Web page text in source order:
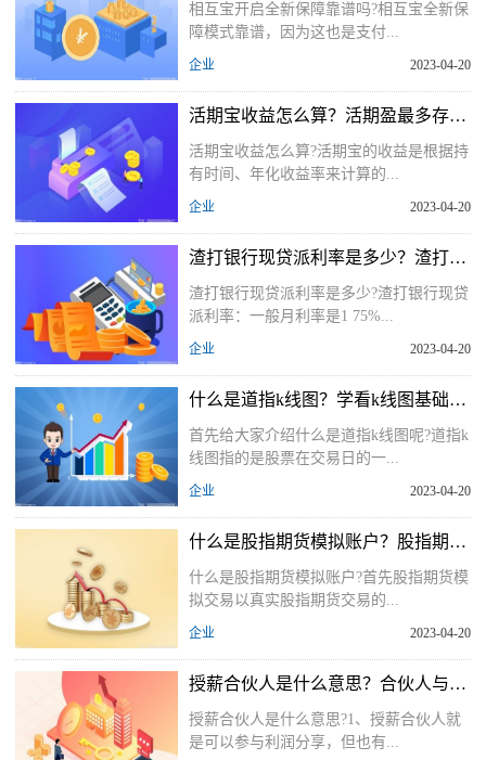
相互宝开启全新保障靠谱吗?相互宝全新保
障模式靠谱，因为这也是支付...
企业 2023-04-20
活期宝收益怎么算？活期盈最多存多少？
活期宝收益怎么算?活期宝的收益是根据持
有时间、年化收益率来计算的...
企业 2023-04-20
渣打银行现贷派利率是多少？渣打现贷派有什么特点？
渣打银行现贷派利率是多少?渣打银行现贷
派利率：一般月利率是1 75%...
企业 2023-04-20
什么是道指k线图？学看k线图基础知识
首先给大家介绍什么是道指k线图呢?道指k
线图指的是股票在交易日的一...
企业 2023-04-20
什么是股指期货模拟账户？股指期货模拟交易有什么作用？
什么是股指期货模拟账户?首先股指期货模
拟交易以真实股指期货交易的...
企业 2023-04-20
授薪合伙人是什么意思？合伙人与高级合伙人的区别在于哪些？
授薪合伙人是什么意思?1、授薪合伙人就
是可以参与利润分享，但也有...